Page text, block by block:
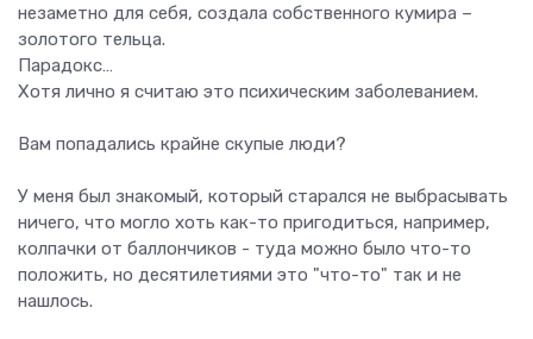
незаметно для себя, создала собственного кумира –
золотого тельца.
Парадокс…
Хотя лично я считаю это психическим заболеванием.
Вам попадались крайне скупые люди?
У меня был знакомый, который старался не выбрасывать
ничего, что могло хоть как-то пригодиться, например,
колпачки от баллончиков - туда можно было что-то
положить, но десятилетиями это "что-то" так и не
нашлось.